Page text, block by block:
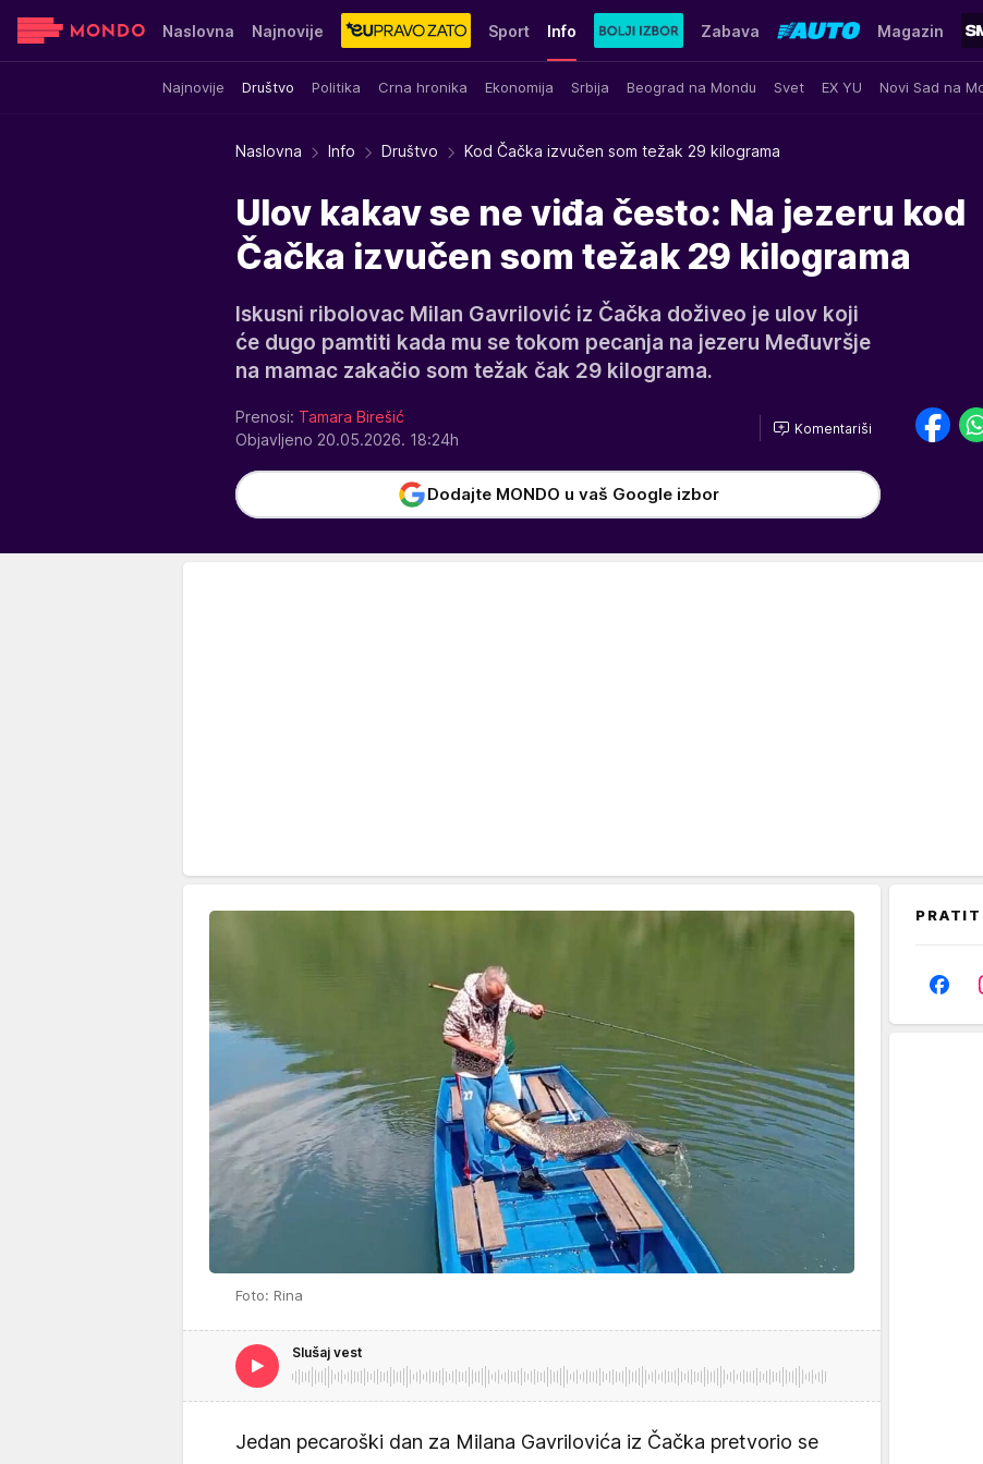
Naslovna Najnovije Sport Info
Najnovije Društvo Politika Crna hronika Ekonomija Srbija Beograd na Mondu Svet EX YU Novi Sad na
Zabava Magazin
Sensa Stvar ukusa Yumama
Naslovna Info Društvo Kod Čačka izvučen som težak 29 kilograma
Ulov kakav se ne viđa često: Na jezeru kod
Čačka izvučen som težak 29 kilograma
Iskusni ribolovac Milan Gavrilović iz Čačka doživeo je ulov koji
će dugo pamtiti kada mu se tokom pecanja na jezeru Međuvršje
na mamac zakačio som težak čak 29 kilograma.
Prenosi: Tamara Birešić
Objavljeno 20.05.2026. 18:24h
Komentariši
Dodajte MONDO u vaš Google izbor
Foto: Rina
Slušaj vest
Jedan pecaroški dan za Milana Gavrilovića iz Čačka pretvorio se